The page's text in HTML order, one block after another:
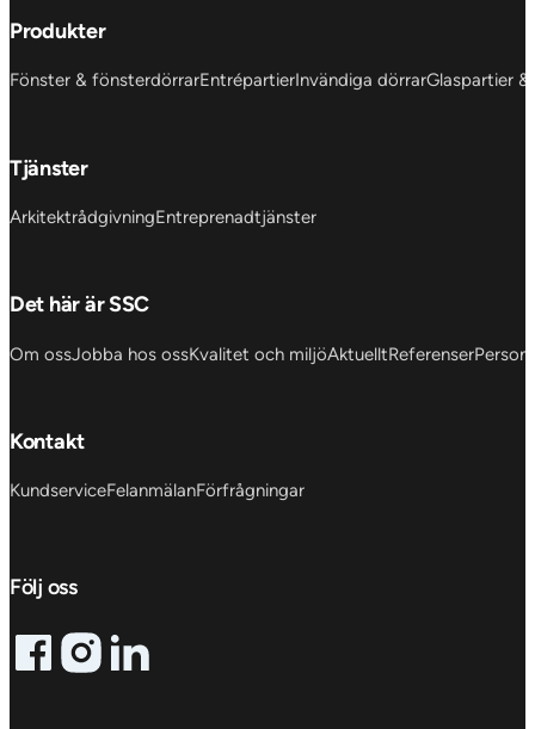
Produkter
Fönster & fönsterdörrarEntrépartierInvändiga dörrarGlaspartier
Tjänster
ArkitektrådgivningEntreprenadtjänster
Det här är SSC
Om ossJobba hos ossKvalitet och miljöAktuelltReferenser
Kontakt
KundserviceFelanmälanFörfrågningar
Följ oss
Follow me on Facebook
Follow me on X